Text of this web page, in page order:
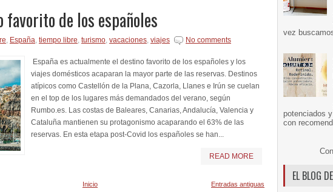
favorito de los españoles
, España, tiempo libre, turismo, vacaciones, viajes No comments
España es actualmente el destino favorito de los españoles y los
viajes domésticos acaparan la mayor parte de las reservas. Destinos
atípicos como Castellón de la Plana, Cazorla, Llanes e Irún se cuelan
en el top de los lugares más demandados del verano, según
Rumbo.es. Las costas de Baleares, Canarias, Andalucía, Valencia y
Cataluña mantienen su protagonismo acaparando el 63% de las
reservas. En esta etapa post-Covid los españoles se han...
READ MORE
Entradas antiguas
Inicio
vez
potenciados
con
EL BLOG